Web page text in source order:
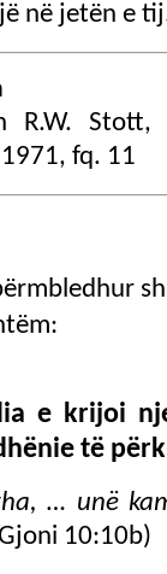
në jetën e
R.W. Stott,
fq. 11
e krijoi
të
… unë
10:10b)